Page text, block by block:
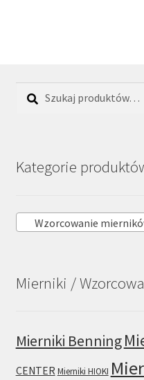
Kategorie
Wzorcowanie
Mierniki /
Mierniki Benning
CENTER Mierniki HIOKI